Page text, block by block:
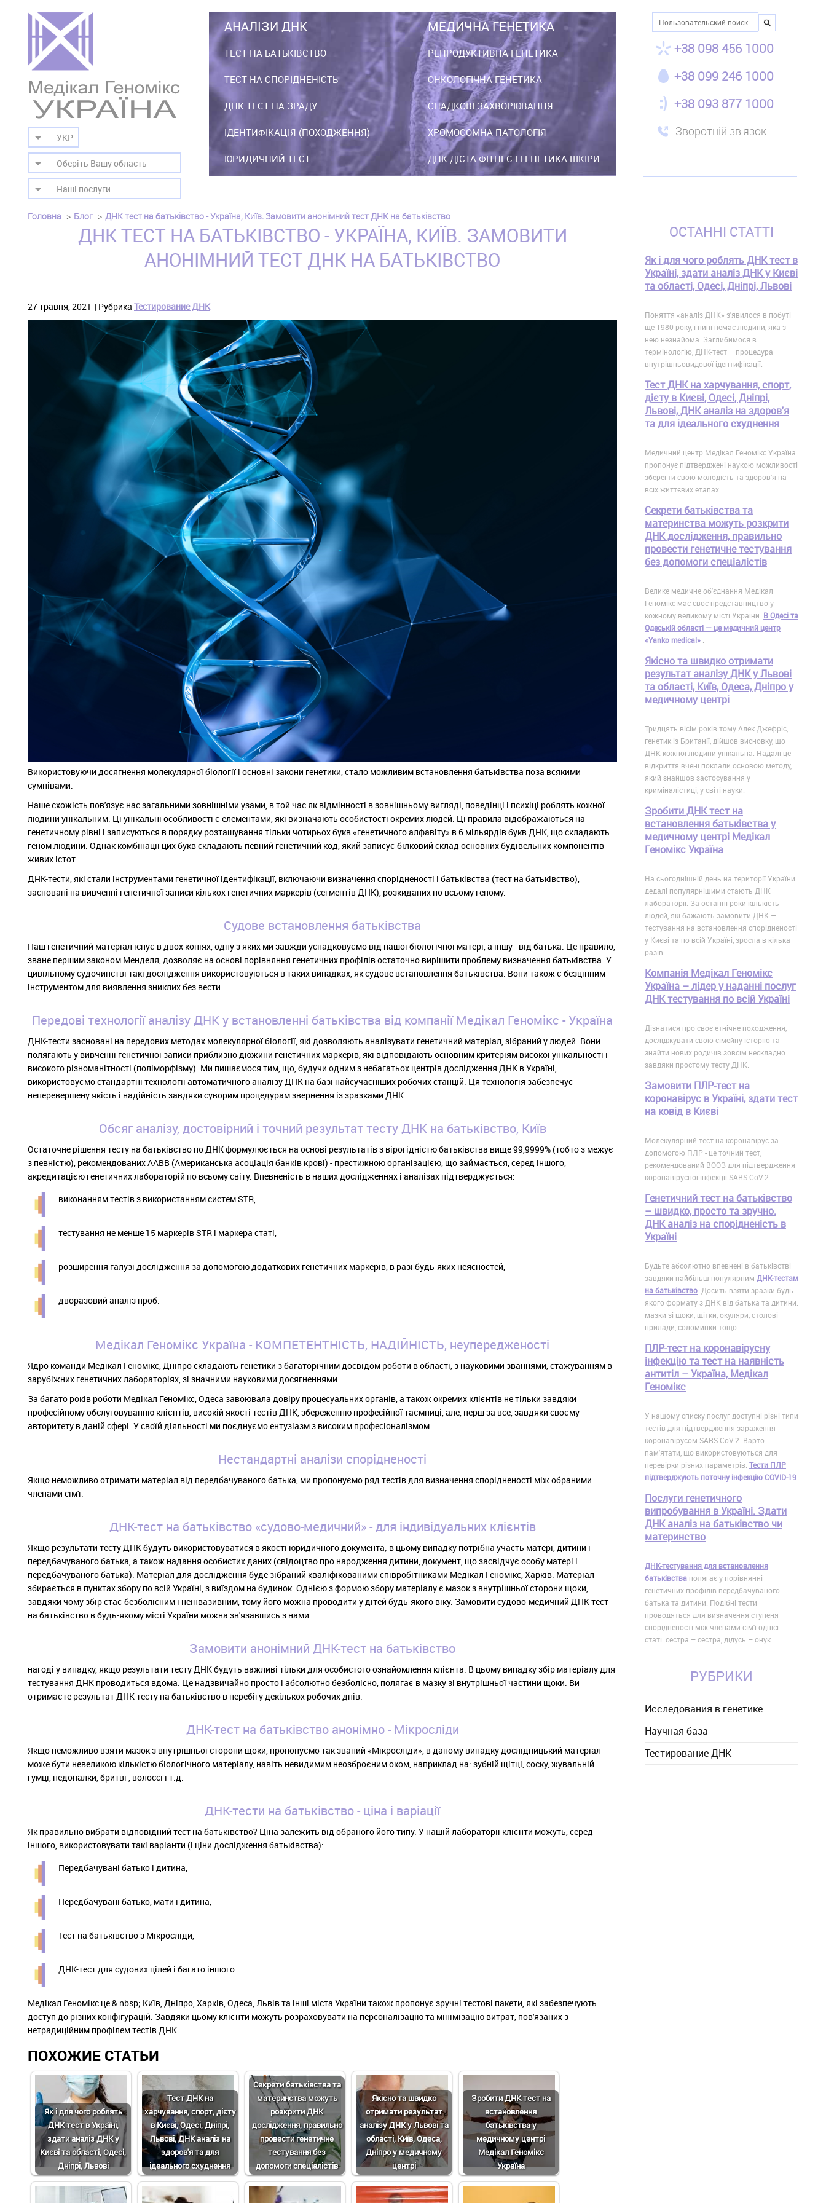
УКР
Оберіть Вашу область
Наші послуги
АНАЛІЗИ ДНК
ТЕСТ НА БАТЬКІВСТВО
ТЕСТ НА СПОРІДНЕНІСТЬ
ДНК ТЕСТ НА ЗРАДУ
ІДЕНТИФІКАЦІЯ (ПОХОДЖЕННЯ)
ЮРИДИЧНИЙ ТЕСТ
МЕДИЧНА ГЕНЕТИКА
РЕПРОДУКТИВНА ГЕНЕТИКА
ОНКОЛОГІЧНА ГЕНЕТИКА
СПАДКОВІ ЗАХВОРЮВАННЯ
ХРОМОСОМНА ПАТОЛОГІЯ
ДНК ДІЄТА ФІТНЕС І ГЕНЕТИКА ШКІРИ
Пошук
+38 098 456 1000
+38 099 246 1000
+38 093 877 1000
Зворотній зв'язок
Головна Блог ДНК тест на батьківство - Україна, Київ. Замовити анонімний тест ДНК на батьківство
ДНК ТЕСТ НА БАТЬКІВСТВО - УКРАЇНА, КИЇВ. ЗАМОВИТИ
АНОНІМНИЙ ТЕСТ ДНК НА БАТЬКІВСТВО
27 травня, 2021 Рубрика Тестирование ДНК
Використовуючи досягнення молекулярної біології і основні закони генетики, стало можливим встановлення батьківства поза всякими
сумнівами.
Наше схожість пов'язує нас загальними зовнішніми узами, в той час як відмінності в зовнішньому вигляді, поведінці і психіці роблять кожної
людини унікальним. Ці унікальні особливості є елементами, які визначають особистості окремих людей. Ці правила відображаються на
генетичному рівні і записуються в порядку розташування тільки чотирьох букв «генетичного алфавіту» в 6 мільярдів букв ДНК, що складають
геном людини. Однак комбінації цих букв складають певний генетичний код, який записує білковий склад основних будівельних компонентів
живих істот.
ДНК-тести, які стали інструментами генетичної ідентифікації, включаючи визначення спорідненості і батьківства (тест на батьківство),
засновані на вивченні генетичної записи кількох генетичних маркерів (сегментів ДНК), розкиданих по всьому геному.
Судове встановлення батьківства
Наш генетичний матеріал існує в двох копіях, одну з яких ми завжди успадковуємо від нашої біологічної матері, а іншу - від батька. Це правило,
зване першим законом Менделя, дозволяє на основі порівняння генетичних профілів остаточно вирішити проблему визначення батьківства. У
цивільному судочинстві такі дослідження використовуються в таких випадках, як судове встановлення батьківства. Вони також є безцінним
інструментом для виявлення зниклих без вести.
Передові технології аналізу ДНК у встановленні батьківства від компанії Медікал Геномікс - Україна
ДНК-тести засновані на передових методах молекулярної біології, які дозволяють аналізувати генетичний матеріал, зібраний у людей. Вони
полягають у вивченні генетичної записи приблизно дюжини генетичних маркерів, які відповідають основним критеріям високої унікальності і
високого різноманітності (поліморфізму). Ми пишаємося тим, що, будучи одним з небагатьох центрів дослідження ДНК в Україні,
використовуємо стандартні технології автоматичного аналізу ДНК на базі найсучасніших робочих станцій. Ця технологія забезпечує
неперевершену якість і надійність завдяки суворим процедурам звернення із зразками ДНК.
Обсяг аналізу, достовірний і точний результат тесту ДНК на батьківство, Київ
Остаточне рішення тесту на батьківство по ДНК формулюється на основі результатів з вірогідністю батьківства вище 99,9999% (тобто з межує
з певністю), рекомендованих AABB (Американська асоціація банків крові) - престижною організацією, що займається, серед іншого,
акредитацією генетичних лабораторій по всьому світу. Впевненість в наших дослідженнях і аналізах підтверджується:
виконанням тестів з використанням систем STR,
тестування не менше 15 маркерів STR і маркера статі,
розширення галузі дослідження за допомогою додаткових генетичних маркерів, в разі будь-яких неясностей,
дворазовий аналіз проб.
Медікал Геномікс Україна - КОМПЕТЕНТНІСТЬ, НАДІЙНІСТЬ, неупередженості
Ядро команди Медікал Геномікс, Дніпро складають генетики з багаторічним досвідом роботи в області, з науковими званнями, стажуванням в
зарубіжних генетичних лабораторіях, зі значними науковими досягненнями.
За багато років роботи Медікал Геномікс, Одеса завоювала довіру процесуальних органів, а також окремих клієнтів не тільки завдяки
професійному обслуговуванню клієнтів, високій якості тестів ДНК, збереженню професійної таємниці, але, перш за все, завдяки своєму
авторитету в даній сфері. У своїй діяльності ми поєднуємо ентузіазм з високим професіоналізмом.
Нестандартні аналізи спорідненості
Якщо неможливо отримати матеріал від передбачуваного батька, ми пропонуємо ряд тестів для визначення спорідненості між обраними
членами сім'ї.
ДНК-тест на батьківство «судово-медичний» - для індивідуальних клієнтів
Якщо результати тесту ДНК будуть використовуватися в якості юридичного документа; в цьому випадку потрібна участь матері, дитини і
передбачуваного батька, а також надання особистих даних (свідоцтво про народження дитини, документ, що засвідчує особу матері і
передбачуваного батька). Матеріал для дослідження буде зібраний кваліфікованими співробітниками Медікал Геномікс, Харків. Матеріал
збирається в пунктах збору по всій Україні, з виїздом на будинок. Однією з формою збору матеріалу є мазок з внутрішньої сторони щоки,
завдяки чому збір стає безболісним і неінвазивним, тому його можна проводити у дітей будь-якого віку. Замовити судово-медичний ДНК-тест
на батьківство в будь-якому місті України можна зв'язавшись з нами.
Замовити анонімний ДНК-тест на батьківство
нагоді у випадку, якщо результати тесту ДНК будуть важливі тільки для особистого ознайомлення клієнта. В цьому випадку збір матеріалу для
тестування ДНК проводиться вдома. Це надзвичайно просто і абсолютно безболісно, ​​полягає в мазку зі внутрішньої частини щоки. Ви
отримаєте результат ДНК-тесту на батьківство в перебігу декількох робочих днів.
ДНК-тест на батьківство анонімно - Мікросліди
Якщо неможливо взяти мазок з внутрішньої сторони щоки, пропонуємо так званий «Мікросліди», в даному випадку дослідницький матеріал
може бути невеликою кількістю біологічного матеріалу, навіть невидимим неозброєним оком, наприклад на: зубній щітці, соску, жувальній
гумці, недопалки, бритві , волоссі і т.д.
ДНК-тести на батьківство - ціна і варіації
Як правильно вибрати відповідний тест на батьківство? Ціна залежить від обраного його типу. У нашій лабораторії клієнти можуть, серед
іншого, використовувати такі варіанти (і ціни дослідження батьківства):
Передбачувані батько і дитина,
Передбачувані батько, мати і дитина,
Тест на батьківство з Мікросліди,
ДНК-тест для судових цілей і багато іншого.
Медікал Геномікс це & nbsp; Київ, Дніпро, Харків, Одеса, Львів та інші міста України також пропонує зручні тестові пакети, які забезпечують
доступ до різних конфігурацій. Завдяки цьому клієнти можуть розраховувати на персоналізацію та мінімізацію витрат, пов'язаних з
нетрадиційним профілем тестів ДНК.
ПОХОЖИЕ СТАТЬИ
Як і для чого роблять
ДНК тест в Україні,
здати аналіз ДНК у
Києві та області, Одесі,
Дніпрі, Львові
Тест ДНК на
харчування, спорт, дієту
в Києві, Одесі, Дніпрі,
Львові, ДНК аналіз на
здоров'я та для
ідеального схуднення
Секрети батьківства та
материнства можуть
розкрити ДНК
дослідження, правильно
провести генетичне
тестування без
допомоги спеціалістів
Якісно та швидко
отримати результат
аналізу ДНК у Львові та
області, Київ, Одеса,
Дніпро у медичному
центрі
Зробити ДНК тест на
встановлення
батьківства у
медичному центрі
Медікал Геномікс
Україна
ОСТАННІ СТАТТІ
Як і для чого роблять ДНК тест в
Україні, здати аналіз ДНК у Києві
та області, Одесі, Дніпрі, Львові
Поняття «аналіз ДНК» з'явилося в побуті
ще 1980 року, і нині немає людини, яка з
нею незнайома. Заглибимося в
термінологію, ДНК-тест – процедура
внутрішньовидової ідентифікації.
Тест ДНК на харчування, спорт,
дієту в Києві, Одесі, Дніпрі,
Львові, ДНК аналіз на здоров'я
та для ідеального схуднення
Медичний центр Медікал Геномікс Україна
пропонує підтверджені наукою можливості
зберегти свою молодість та здоров'я на
всіх життєвих етапах.
Секрети батьківства та
материнства можуть розкрити
ДНК дослідження, правильно
провести генетичне тестування
без допомоги спеціалістів
Велике медичне об'єднання Медікал
Геномікс має своє представництво у
кожному великому місті України. В Одесі та
Одеській області — це медичний центр
«Yanko medical»
Якісно та швидко отримати
результат аналізу ДНК у Львові
та області, Київ, Одеса, Дніпро у
медичному центрі
Тридцять вісім років тому Алек Джефріс,
генетик із Британії, дійшов висновку, що
ДНК кожної людини унікальна. Надалі це
відкриття вчені поклали основою методу,
який знайшов застосування у
криміналістиці, у світі науки.
Зробити ДНК тест на
встановлення батьківства у
медичному центрі Медікал
Геномікс Україна
На сьогоднішній день на території України
дедалі популярнішими стають ДНК
лабораторії. За останні роки кількість
людей, які бажають замовити ДНК —
тестування на встановлення спорідненості
у Києві та по всій Україні, зросла в кілька
разів.
Компанія Медікал Геномікс
Україна – лідер у наданні послуг
ДНК тестування по всій Україні
Дізнатися про своє етнічне походження,
досліджувати свою сімейну історію та
знайти нових родичів зовсім нескладно
завдяки простому тесту ДНК.
Замовити ПЛР-тест на
коронавірус в Україні, здати тест
на ковід в Києві
Молекулярний тест на коронавірус за
допомогою ПЛР - це точний тест,
рекомендований ВООЗ для підтвердження
коронавірусної інфекції SARS-CoV-2.
Генетичний тест на батьківство
– швидко, просто та зручно.
ДНК аналіз на спорідненість в
Україні
Будьте абсолютно впевнені в батьківстві
завдяки найбільш популярним ДНК-тестам
на батьківство . Досить взяти зразки будь-
якого формату з ДНК від батька та дитини:
мазки зі щоки, щітки, окуляри, столові
прилади, соломинки тощо.
ПЛР-тест на коронавірусну
інфекцію та тест на наявність
антитіл – Україна, Медікал
Геномікс
У нашому списку послуг доступні різні типи
тестів для підтвердження зараження
коронавірусом SARS-CoV-2. Варто
пам'ятати, що використовуються для
перевірки різних параметрів. Тести ПЛР
підтверджують поточну інфекцію COVID-19
Послуги генетичного
випробування в Україні. Здати
ДНК аналіз на батьківство чи
материнство
ДНК-тестування для встановлення
батьківства полягає у порівнянні
генетичних профілів передбачуваного
батька та дитини. Подібні тести
проводяться для визначення ступеня
спорідненості між членами сім'ї однієї
статі: сестра – сестра, дідусь – онук.
РУБРИКИ
Исследования в генетике
Научная база
Тестирование ДНК